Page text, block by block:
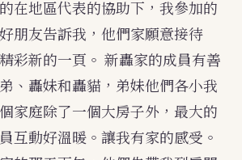
在地區代表的協助下，我參加的
朋友告訴我，他們家願意接待
彩新的一頁。 新轟家的成員有善
、轟妹和轟貓，弟妹他們各小我
家庭除了一個大房子外，最大的
互動好溫暖。讓我有家的感受。